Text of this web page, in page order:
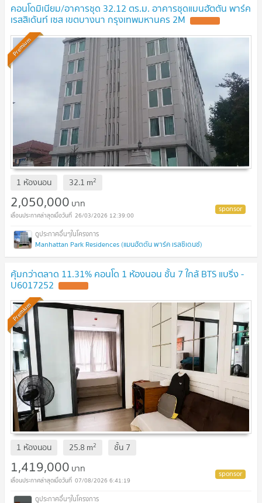
คอนโดมิเนียม/อาคารชุด 32.12 ตร.ม. อาคารชุดแมนฮัตตัน พาร์ค
เรสสิเด้นท์ เซส เขตบางนา กรุงเทพมหานคร 2M
Premium
1 ห้องนอน 32.1 m2
2,050,000 บาท
26/03/2026 12:39:00
Manhattan Park Residences (แมนฮัตตัน พาร์ค เรสซิเดนซ์)
คุ้มกว่าตลาด 11.31% คอนโด 1 ห้องนอน ชั้น 7 ใกล้ BTS แบริ่ง -
U6017252
Premium
1 ห้องนอน 25.8m2 ชั้น 7
1,419,000 บาท
07/08/2026 6:41:19